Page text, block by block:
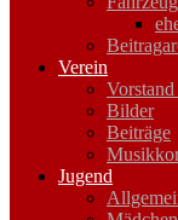
Verein
Bilder
Beiträge
Jugend